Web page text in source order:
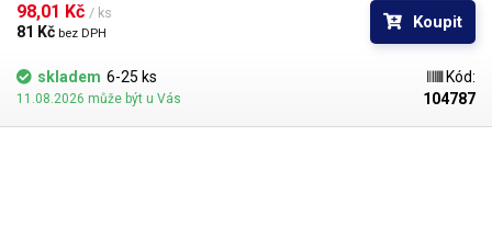
instalatérství. Hlavní výhody mosazných spojek jsou jejich odolnost vůči
korozi, vysoká pevnost a dlouhá životnost. Jsou vhodné pro použití v
opotřebení. Nástrčné hadicové spojky jsou svým způsobem připojení
vhodné pro nízkotlaké hadicové rozvody.
mosazná spojka 1ks.
98,01 Kč / ks
81 Kč bez DPH
Koupit
skladem 6-25 ks
11.08.2026 může být u Vás
Kód:
104787